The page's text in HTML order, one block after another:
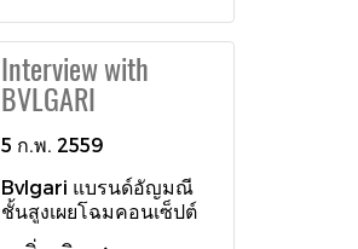
เกียรติ Hallmark of
Geneva แสดงให้เห็นถึง
งานออกแบบที่พิสูจน์ฝีมือ
สายหนังสีขาว เพิ่มเสน่ห์
ให้กับนาฬิกาเรือนสวย
ด้วยจี้แผลงศรรูปหัวใจที่
ถูกรังสรรค์ขึ้นด้วยด้วย
ทับทิมสีชมพูรูปหัวใจ และ
เพชรตรงปลายลูกศรที่
จำนวนจำกัดเพียง 99
เรือนเท่านั้น
ที่เป็นตัวแทนแห่งความ
สง่างามมาพร้อมแถบ
แสดงพลังงานสำรอง และ
ตัวเลขแสดงวันที่และ
วินาที ปกป้องหน้าปัดด้วย
กระจกคริสตัลแซฟไฟร์
เคลือบสารกันแสงสะท้อน
ด้านใน ตัวเรือนมีขนาด
Interview with
BVLGARI
5 ก.พ. 2559
Bvlgari แบรนด์อัญมณี
ชั้นสูงเผยโฉมคอนเซ็ปต์
บูติกแห่งแรกในเอเชีย